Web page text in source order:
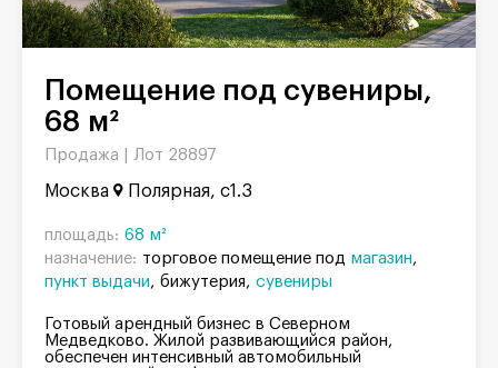
Помещение под сувениры,
68 м²
Продажа | Лот 28897
Москва Полярная, с1.3
площадь: 68 м²
назначение: торговое помещение под магазин
пункт выдачи
бижутерия сувениры
Готовый арендный бизнес в Северном
Медведково. Жилой развивающийся район,
обеспечен интенсивный автомобильный